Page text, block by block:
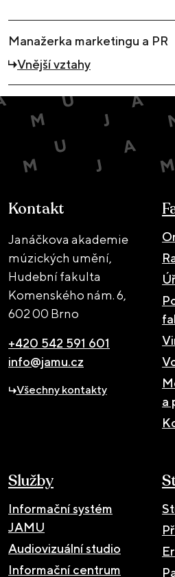
Manažerka marketingu a PR
Vnější vztahy
Kontakt
Janáčkova akademie
múzických umění,
Hudební fakulta
Komenského nám. 6,
602 00 Brno
+420 542 591 601
info@jamu.cz
Všechny kontakty
a
Služby
Informační systém
JAMU
Audiovizuální studio
Informační centrum